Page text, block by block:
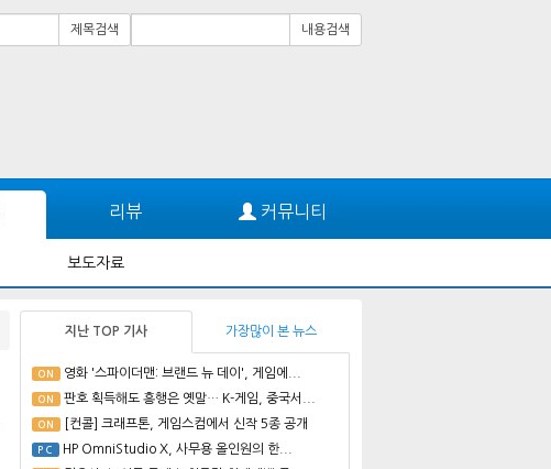
제목검색 내용검색
리뷰 커뮤니티
보도자료
지난 TOP 기사 가장많이 본 뉴스
ON 영화 '스파이더맨: 브랜드 뉴 데이', 게임에...
ON 판호 획득해도 흥행은 옛말… K-게임, 중국서...
ON [컨콜] 크래프톤, 게임스컴에서 신작 5종 공개
PC HP OmniStudio X, 사무용 올인원의 한...